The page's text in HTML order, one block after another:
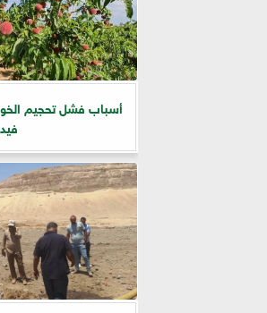
أسباب فشل تحجيم